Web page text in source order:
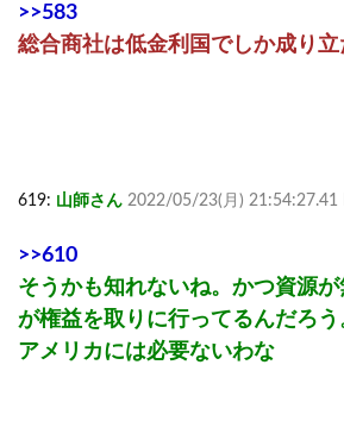
>>583
総合商社は低金利国でしか成り立
619: 山師さん 2022/05/23(月) 21:54:27.41
>>610
そうかも知れないね。かつ資源
が権益を取りに行ってるんだろ
アメリカには必要ないわな